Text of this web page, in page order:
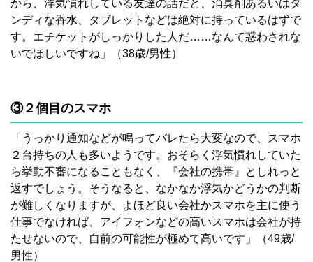
から、浮気慣れしている友達の話だと、消臭剤あるいはダ
ンディな香水、タブレットなどは絶対に持っているはずで
す。エチケットがしっかりした人だ……なんて惑わされな
いでほしいですね」（38歳/男性）
③２個目のスマホ
「うっかり通知などが鳴ってバレたら大変なので、スマホ
２台持ちの人も多いようです。おそらく浮気慣れしていた
ら挙動不審になることもなく、『会社の携帯』としれっと
返すでしょう。そうなると、なかなか浮気かどうかの判断
が難しくなりますが、よほど良い会社かスマホを主に使う
仕事でなければ、アイフォンなどの高いスマホは会社が持
たせないので、自前の可能性が極めて高いです」（49歳/
男性）